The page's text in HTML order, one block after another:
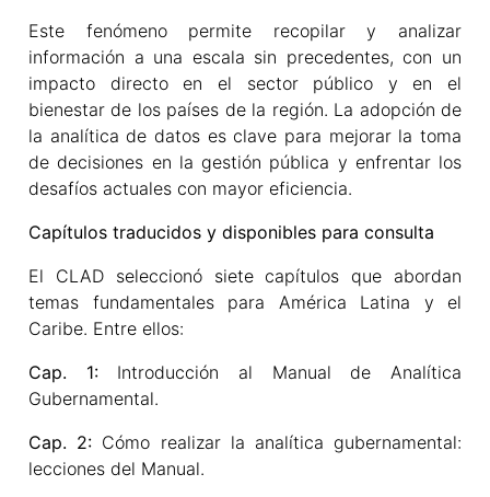
Este fenómeno permite recopilar y analizar
información a una escala sin precedentes, con un
impacto directo en el sector público y en el
bienestar de los países de la región. La adopción de
la analítica de datos es clave para mejorar la toma
de decisiones en la gestión pública y enfrentar los
desafíos actuales con mayor eficiencia.
Capítulos traducidos y disponibles para consulta
El CLAD seleccionó siete capítulos que abordan
temas fundamentales para América Latina y el
Caribe. Entre ellos:
Cap. 1:Introducción al Manual de Analítica
Gubernamental.
Cap. 2: Cómo realizar la analítica gubernamental:
lecciones del Manual.